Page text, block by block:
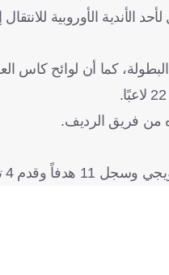
الأوروبية
كما أن لوائح كاس